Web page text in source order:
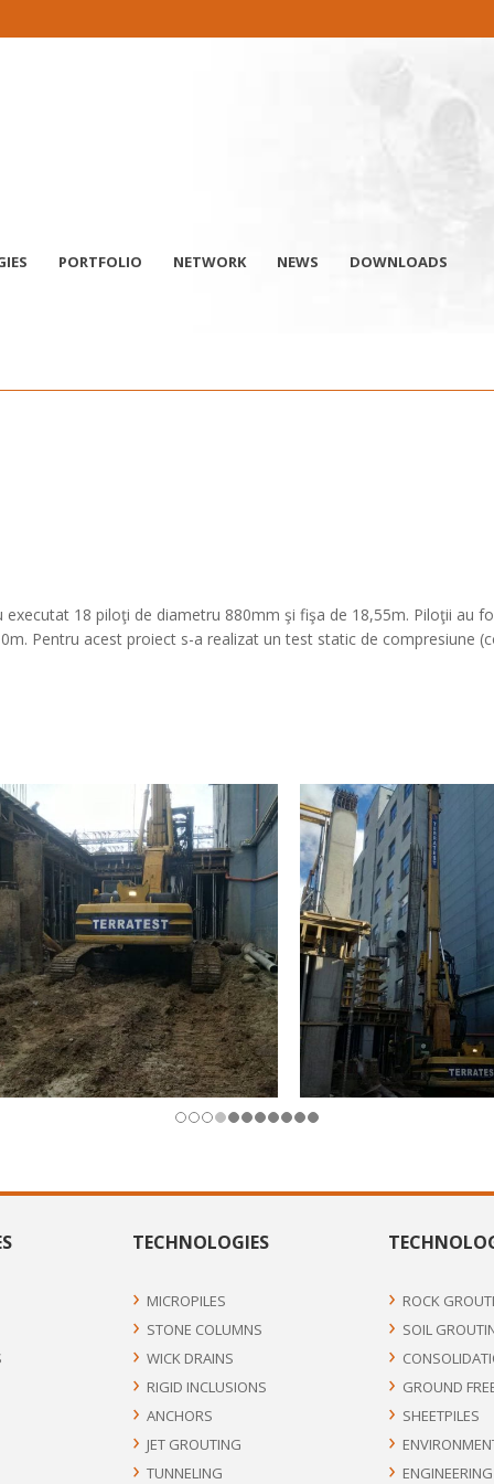
PORTFOLIO NETWORK NEWS DOWNLOADS
18 piloţi de diametru 880mm şi fişa de 18,55m. Piloţii au
Pentru acest proiect s-a realizat un test static de compresiune
TECHNOLOGIES
MICROPILES
STONE COLUMNS
WICK DRAINS
RIGID INCLUSIONS
ANCHORS
JET GROUTING
TUNNELING
ROCK
SOIL
GROUND
SHEETPILES
ENGINEERING